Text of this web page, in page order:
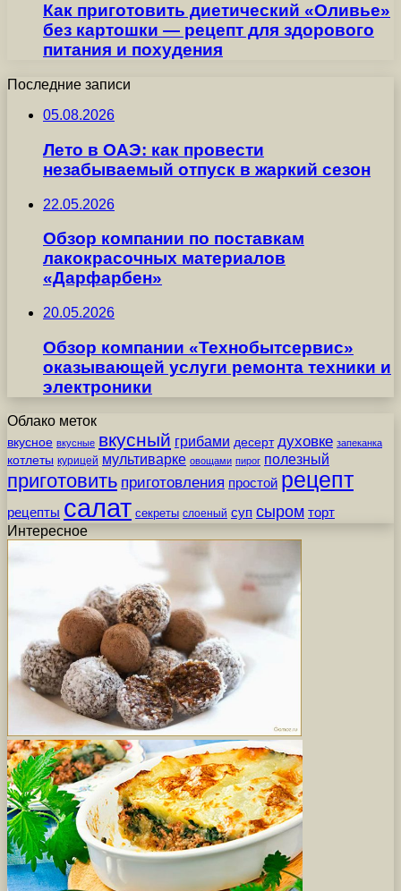
Как приготовить диетический «Оливье»
без картошки — рецепт для здорового
питания и похудения
Последние записи
05.08.2026
Лето в ОАЭ: как провести
незабываемый отпуск в жаркий сезон
22.05.2026
Обзор компании по поставкам
лакокрасочных материалов
«Дарфарбен»
20.05.2026
Обзор компании «Технобытсервис»
оказывающей услуги ремонта техники и
электроники
Облако меток
вкусное вкусные вкусный грибами десерт духовке запеканка
котлеты курицей мультиварке овощами пирог полезный
приготовить приготовления простой рецепт
рецепты салат секреты слоеный суп сыром торт
Интересное